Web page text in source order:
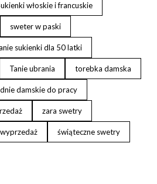
włoskie i francuskie
sweter w paski
sukienki dla 50 latki
Tanie ubrania torebka damska
damskie do pracy
zara swetry
świąteczne swetry